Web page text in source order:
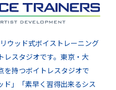
ウッド式ボイストレーニング
レスタジオです。東京・大
を持つボイトレスタジオで
ド」「素早く習得出来るシス